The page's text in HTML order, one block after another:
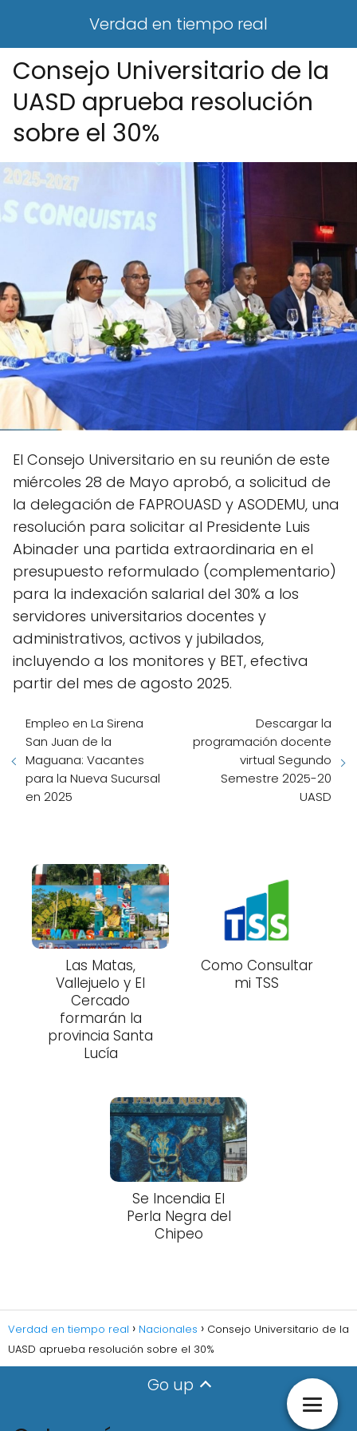
Verdad en tiempo real
Consejo Universitario de la
UASD aprueba resolución
sobre el 30%
El Consejo Universitario en su reunión de este
miércoles 28 de Mayo aprobó, a solicitud de
la delegación de FAPROUASD y ASODEMU, una
resolución para solicitar al Presidente Luis
Abinader una partida extraordinaria en el
presupuesto reformulado (complementario)
para la indexación salarial del 30% a los
servidores universitarios docentes y
administrativos, activos y jubilados,
incluyendo a los monitores y BET, efectiva
partir del mes de agosto 2025.
Empleo en La Sirena
San Juan de la
Maguana: Vacantes
para la Nueva Sucursal
en 2025
Descargar la
programación docente
virtual Segundo
Semestre 2025-20
UASD
Las Matas,
Vallejuelo y El
Cercado
formarán la
provincia Santa
Lucía
Como Consultar
mi TSS
Se Incendia El
Perla Negra del
Chipeo
Verdad en tiempo real Nacionales
Consejo Universitario de la
UASD aprueba resolución sobre el 30%
Go up